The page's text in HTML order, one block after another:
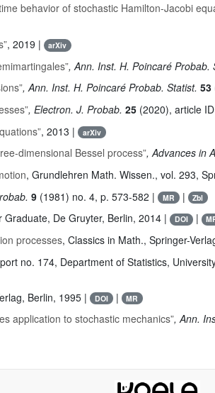
behavior of stochastic Hamilton-Jacobi
, 2019 | arXiv
, Ann. Inst. H. Poincaré Probab.
, Ann. Inst. H. Poincaré Probab. Statist. 53
, Electron. J. Probab. 25 (2020), article
, 2013 | arXiv
dimensional Bessel process”, Advances in
, Grundlehren Math. Wissen., vol. 293,
9 (1981) no. 4, p. 573-582 | MR | Zbl
Graduate, De Gruyter, Berlin, 2014 | DOI |
processes, Classics in Math., Springer-
no. 174, Department of Statistics,
Berlin, 1995 | DOI | MR
application to stochastic mechanics”, Ann.